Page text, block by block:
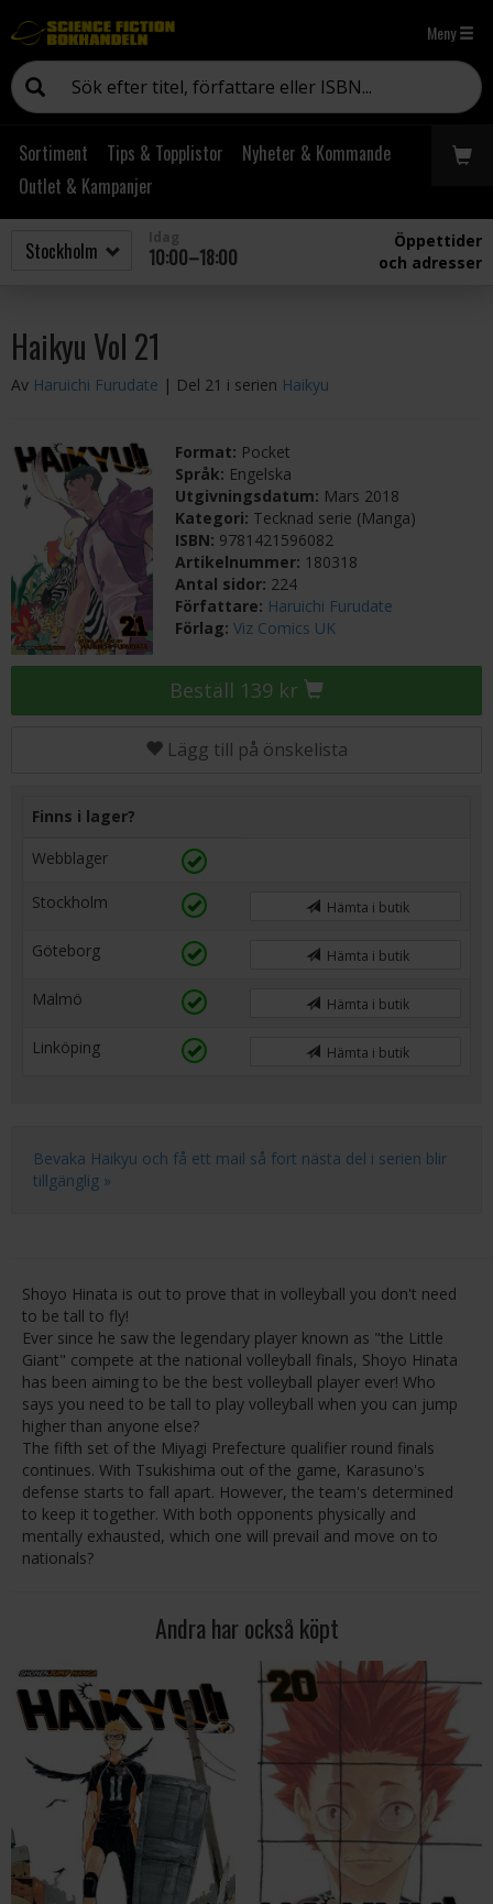
Meny
Sortiment Tips & Topplistor
Nyheter & Kommande
Outlet & Kampanjer
10:00–18:00
Öppettider
och adresser
Haikyu Vol 21
Av Haruichi Furudate | Del 21 i serien Haikyu
Format: Pocket
Språk: Engelska
Utgivningsdatum: Mars 2018
Kategori: Tecknad serie (Manga)
ISBN: 9781421596082
Artikelnummer: 180318
Antal sidor: 224
Författare: Haruichi Furudate
Förlag:Viz Comics UK
Beställ 139 kr
Lägg till på önskelista
Finns i lager?
Webblager
Stockholm Hämta i butik
Göteborg Hämta i butik
Malmö Hämta i butik
Linköping Hämta i butik
Bevaka Haikyu och få ett mail så fort nästa del i serien blir
tillgänglig »
Shoyo Hinata is out to prove that in volleyball you don't need
to be tall to fly!
Ever since he saw the legendary player known as "the Little
Giant" compete at the national volleyball finals, Shoyo Hinata
has been aiming to be the best volleyball player ever! Who
says you need to be tall to play volleyball when you can jump
higher than anyone else?
The fifth set of the Miyagi Prefecture qualifier round finals
continues. With Tsukishima out of the game, Karasuno's
defense starts to fall apart. However, the team's determined
to keep it together. With both opponents physically and
mentally exhausted, which one will prevail and move on to
nationals?
Andra har också köpt